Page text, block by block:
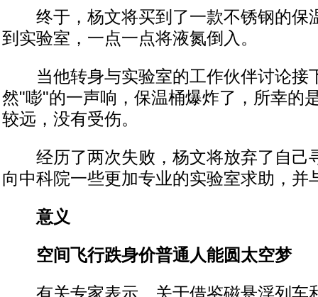
终于，杨文将买到了一款不锈钢的保
到实验室，一点一点将液氮倒入。
当他转身与实验室的工作伙伴讨论接
然"嘭"的一声响，保温桶爆炸了，所幸的
较远，没有受伤。
经历了两次失败，杨文将放弃了自己
向中科院一些更加专业的实验室求助，并
意义
空间飞行跌身价普通人能圆太空梦